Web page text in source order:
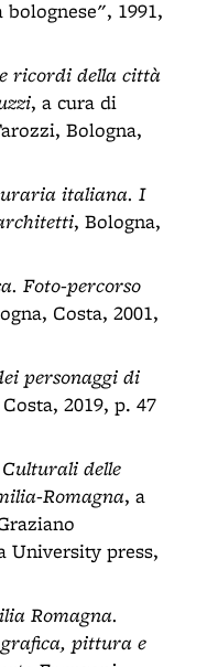
1991,
ricordi della città
, a cura di
Bologna,
italiana. I
, Bologna,
Foto-percorso
Costa, 2001,
personaggi di
2019, p. 47
delle
Romagna, a
University press,
Romagna.
pittura e